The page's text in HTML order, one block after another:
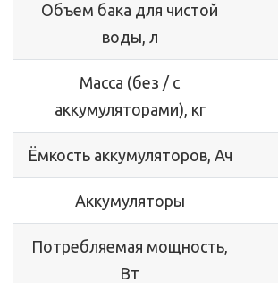
Объем бака для чистой
воды, л
Масса (без / с
аккумуляторами), кг
Ёмкость аккумуляторов, Ач
Аккумуляторы
Потребляемая мощность,
Вт